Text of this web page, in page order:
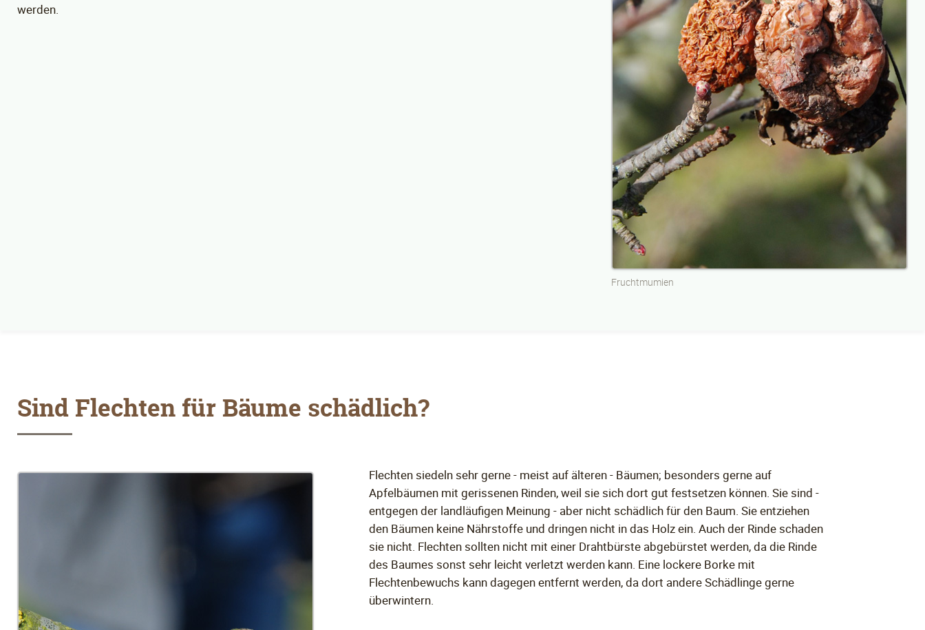
werden.
Fruchtmumien
Sind Flechten für Bäume schädlich?
Flechten siedeln sehr gerne - meist auf älteren - Bäumen; besonders gerne auf
Apfelbäumen mit gerissenen Rinden, weil sie sich dort gut festsetzen können. Sie sind -
entgegen der landläufigen Meinung - aber nicht schädlich für den Baum. Sie entziehen
den Bäumen keine Nährstoffe und dringen nicht in das Holz ein. Auch der Rinde schaden
sie nicht. Flechten sollten nicht mit einer Drahtbürste abgebürstet werden, da die Rinde
des Baumes sonst sehr leicht verletzt werden kann. Eine lockere Borke mit
Flechtenbewuchs kann dagegen entfernt werden, da dort andere Schädlinge gerne
überwintern.